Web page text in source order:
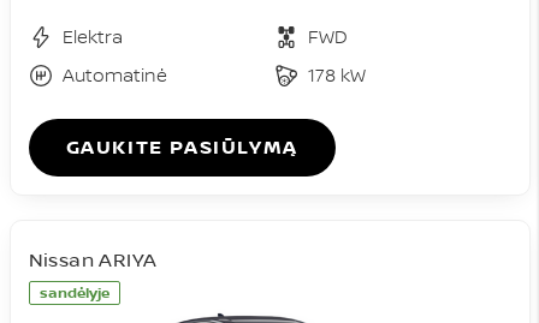
Elektra
FWD
Automatinė
178 kW
GAUKITE PASIŪLYMĄ
sandėlyje
Nissan ARIYA